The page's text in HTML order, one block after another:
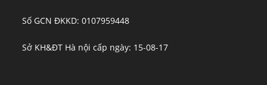
Số GCN ĐKKD: 0107959448
Sở KH&ĐT Hà nội cấp ngày: 15-08-17